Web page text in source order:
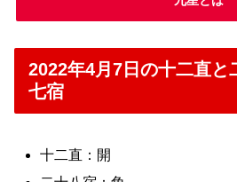
2022年4月7日の十二直と
七宿
十二直：開